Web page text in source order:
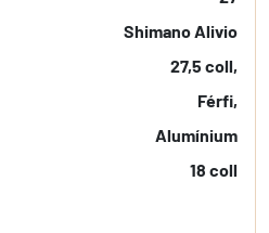
Shimano Alivio
27,5 coll,
Férfi,
Alumínium
18 coll